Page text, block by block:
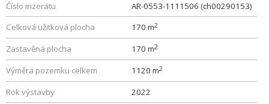
Číslo inzerátu
AR-0553-1111506 (ch00290153)
Celková užitková plocha
170 m2
Zastavěná plocha 170 m2
Výměra pozemku celkem 1120 m2
Rok výstavby
2022